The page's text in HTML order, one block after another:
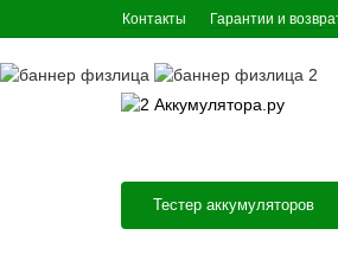
Контакты Гарантии и
Тестер аккумуляторов